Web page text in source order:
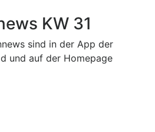
KW 31
sind in der App der
und auf der Homepage